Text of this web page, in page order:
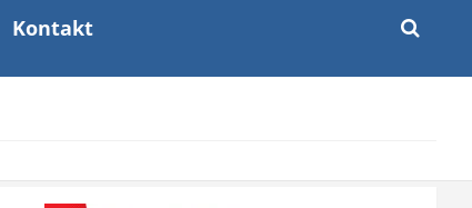
Kontakt